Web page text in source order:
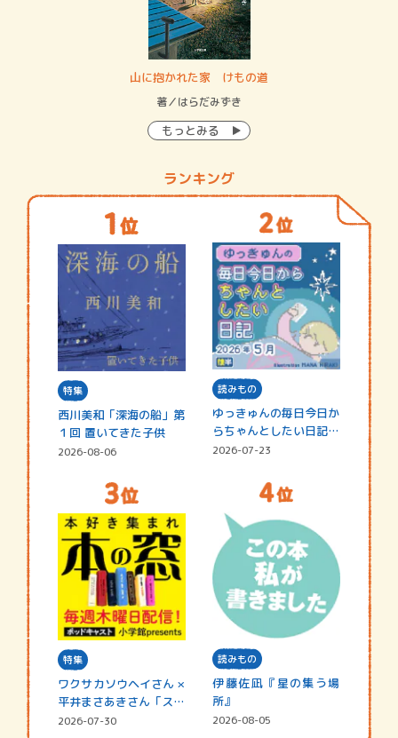
山に抱かれた家 けもの道
著／はらだみずき
もっとみる
ランキング
特集
西川美和「深海の船」第
１回 置いてきた子供
2026-08-06
読みもの
ゆっきゅんの毎日今日か
らちゃんとしたい日記
☆202…
2026-07-23
特集
ワクサカソウヘイさん ×
平井まさあきさん「スペ
シャ…
2026-07-30
読みもの
伊藤佐凪『星の集う場
所』
2026-08-05